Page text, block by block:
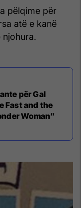
pëlqime për
atë e kanë
për Gal
Fast and the
Woman”